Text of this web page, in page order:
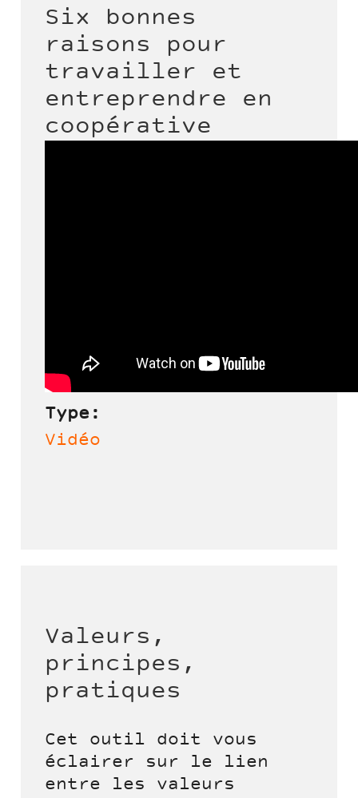
Six bonnes
raisons pour
travailler et
entreprendre en
coopérative
Type:
Vidéo
Valeurs,
principes,
pratiques
Cet outil doit vous
éclairer sur le lien
entre les valeurs